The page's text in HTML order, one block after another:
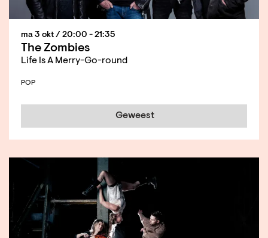
The Zombies
Life Is A Merry-Go-round
ma 3 okt / 20:00 - 21:35
POP
Geweest